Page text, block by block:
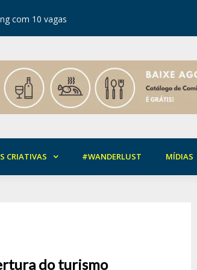
com 10 vagas
CRIATIVAS #WANDERLUST MÍDIAS
do turismo